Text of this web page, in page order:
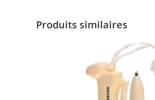
Produits similaires